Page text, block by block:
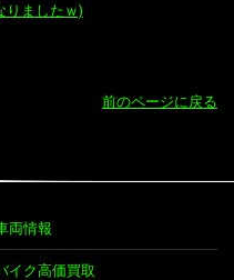
りましたｗ)
前のページに戻る
両情報
イク高価買取